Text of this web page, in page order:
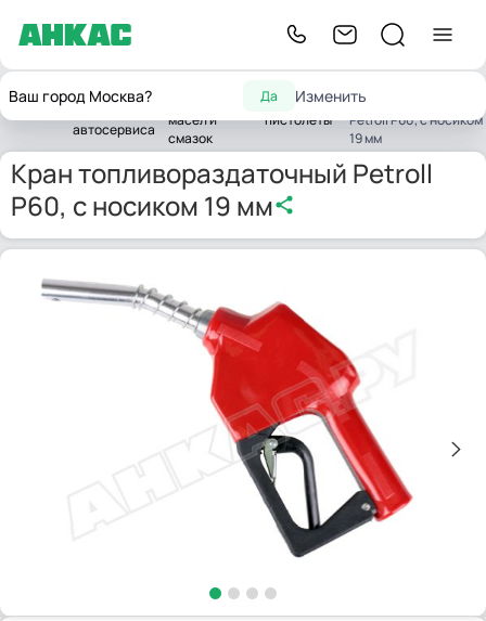
Ваш город Москва? Да Изменить
Главная
Оборудование
автосервиса
масел и
смазок
Раздаточные
пистолеты
топливораздаточный
Petroll P60, с носиком
19 мм
Кран топливораздаточный Petroll
P60, с носиком 19 мм